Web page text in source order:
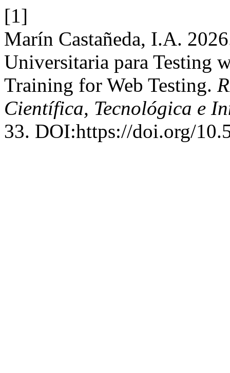
[1]
Marín Castañeda, I.A.
Universitaria para Testing
Training for Web Testing.
Científica, Tecnológica e
33. DOI:https://doi.org/